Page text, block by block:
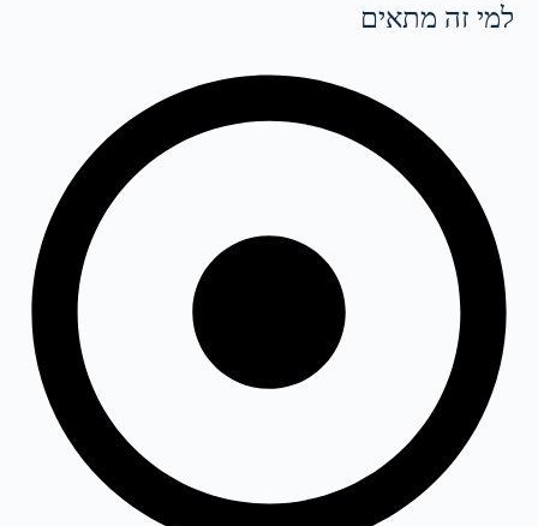
למי זה מתאים